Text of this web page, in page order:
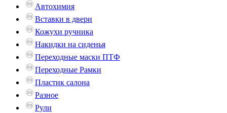
Автохимия
Вставки в двери
Кожухи ручника
Накидки на сиденья
Переходные маски ПТФ
Переходные Рамки
Пластик салона
Разное
Рули